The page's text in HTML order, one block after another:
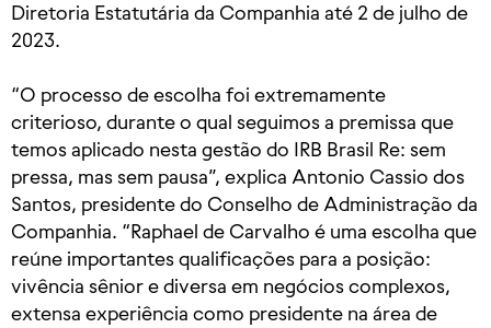
Diretoria Estatutária da Companhia até 2 de julho de
2023.
“O processo de escolha foi extremamente
criterioso, durante o qual seguimos a premissa que
temos aplicado nesta gestão do IRB Brasil Re: sem
pressa, mas sem pausa”, explica Antonio Cassio dos
Santos, presidente do Conselho de Administração da
Companhia. “Raphael de Carvalho é uma escolha que
reúne importantes qualificações para a posição:
vivência sênior e diversa em negócios complexos,
extensa experiência como presidente na área de